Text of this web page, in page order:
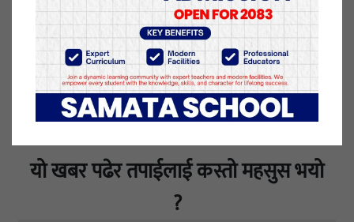
यो खबर पढेर तपाईलाई कस्तो महसुस भयो
?